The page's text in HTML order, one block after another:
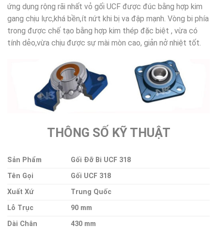
ứng dụng rộng rãi nhất vỏ gối UCF được đúc bằng hợp kim
gang chịu lực,khá bền,ít nứt khi bị va đập mạnh. Vòng bi phía
trong được chế tạo bằng hợp kim thép đặc biệt , vừa có
tính dẻo,vừa chịu được sự mài mòn cao, giản nở nhiệt tốt.
THÔNG SỐ KỸ THUẬT
Sản Phẩm
Gối Đỡ Bi UCF 318
Tên Gọi
Gối UCF 318
Xuất Xứ
Trung Quốc
Lỗ Trục
90 mm
Dài Chân
430 mm